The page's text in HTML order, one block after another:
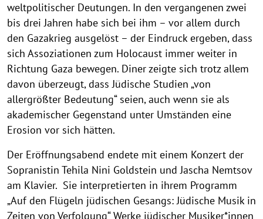
weltpolitischer Deutungen. In den vergangenen zwei
bis drei Jahren habe sich bei ihm – vor allem durch
den Gazakrieg ausgelöst – der Eindruck ergeben, dass
sich Assoziationen zum Holocaust immer weiter in
Richtung Gaza bewegen. Diner zeigte sich trotz allem
davon überzeugt, dass Jüdische Studien „von
allergrößter Bedeutung“ seien, auch wenn sie als
akademischer Gegenstand unter Umständen eine
Erosion vor sich hätten.
Der Eröffnungsabend endete mit einem Konzert der
Sopranistin Tehila Nini Goldstein und Jascha Nemtsov
am Klavier. Sie interpretierten in ihrem Programm
„Auf den Flügeln jüdischen Gesangs: Jüdische Musik in
Zeiten von Verfolgung“ Werke jüdischer Musiker*innen